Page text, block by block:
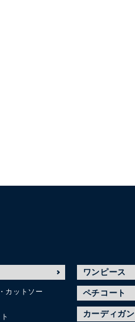
カットソー
ワンピース
ペチコート
カーディガン